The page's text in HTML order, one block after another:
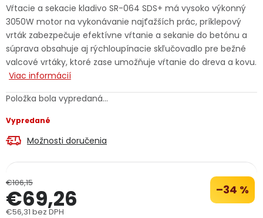
Doprava a platba Váš zákaznícky účet
Kontakty
Reklamačný formulár
Podmienky ochrany osobných údajov
Vŕtacie a sekacie kladivo SR-064 SDS+ má vysoko výkonný
3050W motor na vykonávanie najťažších prác, príklepový
vrták zabezpečuje efektívne vŕtanie a sekanie do betónu a
súprava obsahuje aj rýchloupínacie skľučovadlo pre bežné
valcové vrtáky, ktoré zase umožňuje vŕtanie do dreva a kovu.
Viac informácií
Položka bola vypredaná…
Vypredané
Možnosti doručenia
€106,15 –34 %
€69,26
€56,31 bez DPH